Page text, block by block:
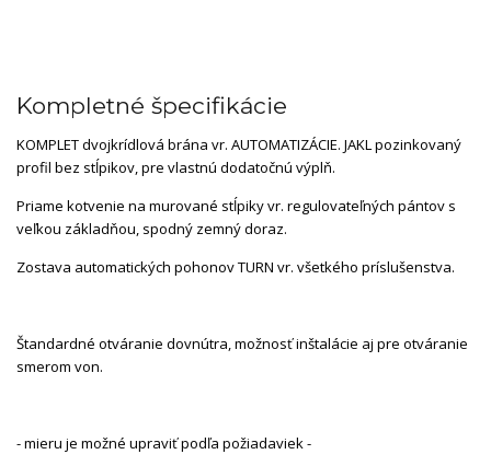
Kompletné špecifikácie
KOMPLET dvojkrídlová brána vr. AUTOMATIZÁCIE. JAKL pozinkovaný
profil bez stĺpikov, pre vlastnú dodatočnú výplň.
Priame kotvenie na murované stĺpiky vr. regulovateľných pántov s
veľkou základňou, spodný zemný doraz.
Zostava automatických pohonov TURN vr. všetkého príslušenstva.
Štandardné otváranie dovnútra, možnosť inštalácie aj pre otváranie
smerom von.
- mieru je možné upraviť podľa požiadaviek -